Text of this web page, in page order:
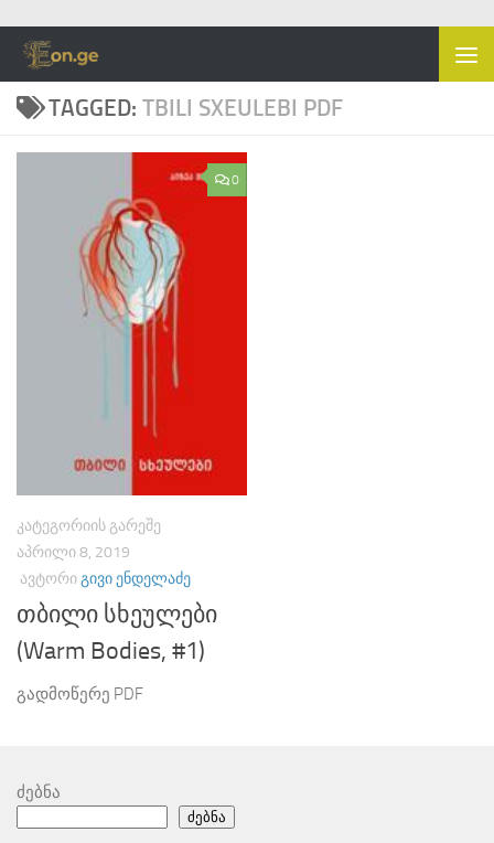
Skip to content
TAGGED: TBILI SXEULEBI PDF
0
ᲙᲐᲢᲔᲒᲝᲠᲘᲘᲡ ᲒᲐᲠᲔᲨᲔ
ᲐᲞᲠᲘᲚᲘ 8, 2019
ᲐᲕᲢᲝᲠᲘᲒᲘᲕᲘ ᲔᲜᲓᲔᲚᲐᲫᲔ
თბილი სხეულები
(Warm Bodies, #1)
გადმოწერე PDF
ძებნა
ძებნა